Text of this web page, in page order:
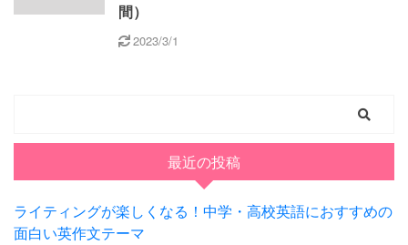
間）
2023/3/1
最近の投稿
ライティングが楽しくなる！中学・高校英語におすすめの
面白い英作文テーマ